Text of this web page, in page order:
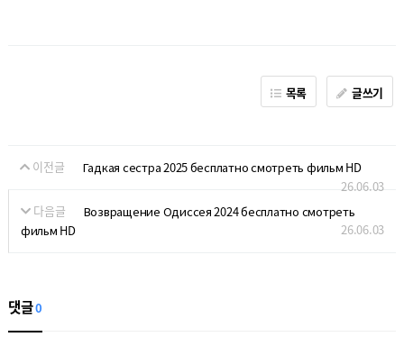
목록 글쓰기
이전글
Гадкая сестра 2025 бесплатно смотреть фильм HD
26.06.03
다음글
Возвращение Одиссея 2024 бесплатно смотреть
фильм HD
26.06.03
댓글0